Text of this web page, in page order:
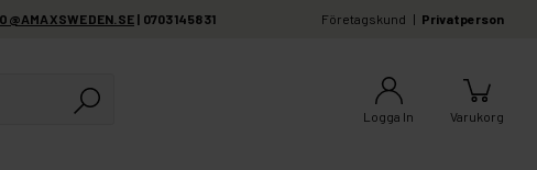
Företagskund Privatperson
| 0703145831
Varukorg
Logga In